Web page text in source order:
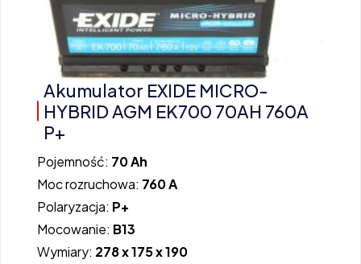
Akumulator EXIDE MICRO-
HYBRID AGM EK700 70AH 760A
P+
Pojemność: 70 Ah
Moc rozruchowa: 760 A
Polaryzacja: P+
Mocowanie: B13
Wymiary: 278 x 175 x 190